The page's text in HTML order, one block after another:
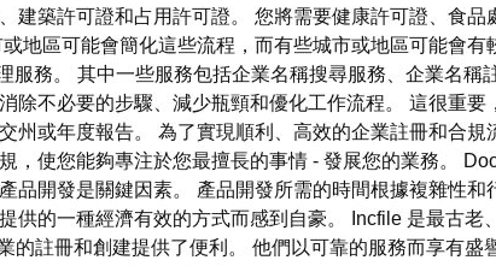
建築許可證和占用許可證。 您將需要健康許可證、食
地區可能會簡化這些流程，而有些城市或地區可能會有
服務。 其中一些服務包括企業名稱搜尋服務、企業名
除不必要的步驟、減少瓶頸和優化工作流程。 這很重
州或年度報告。 為了實現順利、高效的企業註冊和合規
，使您能夠專注於您最擅長的事情 - 發展您的業務。
品開發是關鍵因素。 產品開發所需的時間根據複雜性
供的一種經濟有效的方式而感到自豪。 Incfile 是最古
的註冊和創建提供了便利。 他們以可靠的服務而享有盛